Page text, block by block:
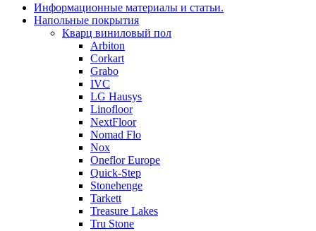
Информационные материалы и статьи.
Напольные покрытия
Кварц виниловый пол
Arbiton
Corkart
Grabo
IVC
LG Hausys
Linofloor
NextFloor
Nomad Flo
Nox
Oneflor Europe
Quick-Step
Stonehenge
Tarkett
Treasure Lakes
Tru Stone